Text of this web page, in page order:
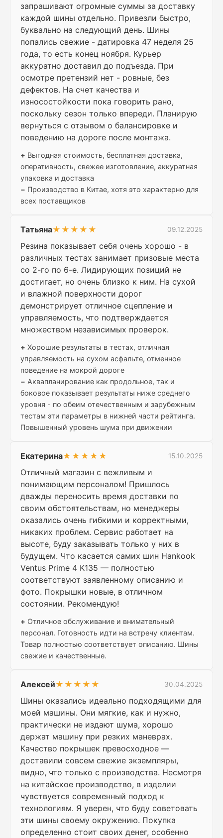
запрашивают огромные суммы за доставку
каждой шины отдельно. Привезли быстро,
буквально на следующий день. Шины
попались свежие - датировка 47 неделя 25
года, то есть конец ноября. Курьер
аккуратно доставил до подъезда. При
осмотре претензий нет - ровные, без
дефектов. На счет качества и
износостойкости пока говорить рано,
поскольку сезон только впереди. Планирую
вернуться с отзывом о балансировке и
поведению на дороге после монтажа.
+ Выгодная стоимость, бесплатная доставка,
оперативность, свежее изготовление, аккуратная
упаковка и доставка
− Производство в Китае, хотя это характерно для
всех поставщиков
Татьяна★★★★★ 09.12.2025
Резина показывает себя очень хорошо - в
различных тестах занимает призовые места
со 2-го по 6-е. Лидирующих позиций не
достигает, но очень близко к ним. На сухой
и влажной поверхности дорог
демонстрирует отличное сцепление и
управляемость, что подтверждается
множеством независимых проверок.
+ Хорошие результаты в тестах, отличная
управляемость на сухом асфальте, отменное
поведение на мокрой дороге
− Аквапланирование как продольное, так и
боковое показывает результаты ниже среднего
уровня - по обеим отечественным и зарубежным
тестам эти параметры в нижней части рейтинга.
Повышенный уровень шума при движении
Екатерина★★★★★ 15.10.2025
Отличный магазин с вежливым и
понимающим персоналом! Пришлось
дважды переносить время доставки по
своим обстоятельствам, но менеджеры
оказались очень гибкими и корректными,
никаких проблем. Сервис работает на
высоте, буду заказывать только у них в
будущем. Что касается самих шин Hankook
Ventus Prime 4 K135 — полностью
соответствуют заявленному описанию и
фото. Покрышки новые, в отличном
состоянии. Рекомендую!
+ Отличное обслуживание и внимательный
персонал. Готовность идти на встречу клиентам.
Товар полностью соответствует описанию. Шины
свежие и качественные.
Алексей★★★★★ 30.04.2025
Шины оказались идеально подходящими для
моей машины. Они мягкие, как и нужно,
практически не издают шума, хорошо
держат машину при резких маневрах.
Качество покрышек превосходное —
доставили совсем свежие экземпляры,
видно, что только с производства. Несмотря
на китайское производство, в изделии
чувствуется современный подход к
технологиям. Я уверен, что буду советовать
эти шины своему окружению. Покупка
определенно стоит своих денег, особенно